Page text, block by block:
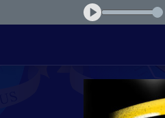
que-tu-me-amas-43a71a